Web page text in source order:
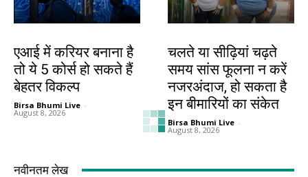
एआई में करियर बनाना है
तो ये 5 कोर्स हो सकते हैं
बेहतर विकल्प
Birsa Bhumi Live -
August 8, 2026
चलते या सीढ़ियां चढ़ते
समय सांस फूलना न करें
नजरअंदाज, हो सकता है
इन बीमारियों का संकेत
Birsa Bhumi Live -
August 8, 2026